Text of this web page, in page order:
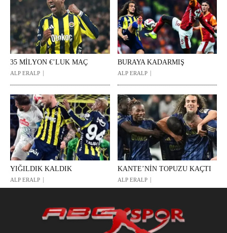
35 MİLYON €’LUK MAÇ
ALP ERALP
BURAYA KADARMIŞ
ALP ERALP
YIĞILDIK KALDIK
ALP ERALP
KANTE’NİN TOPUZU KAÇTI
ALP ERALP